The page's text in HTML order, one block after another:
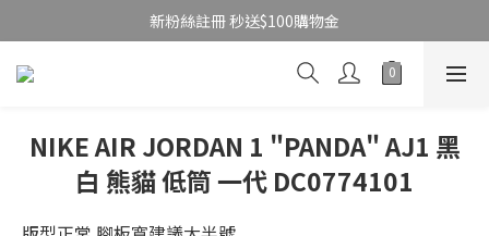
新粉絲註冊 秒送$100購物金
NIKE AIR JORDAN 1 "PANDA" AJ1 黑
白 熊貓 低筒 一代 DC0774101